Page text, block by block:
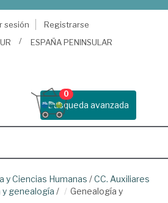
sesión
Registrarse
ESPAÑA PENINSULAR
Busqueda avanzada
0
y Ciencias Humanas /CC. Auxiliares
y genealogía /
Genealogía y